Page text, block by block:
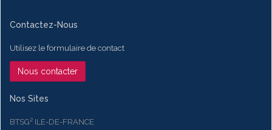
Contactez-Nous
Utilisez le formulaire de contact
Nous contacter
Nos Sites
BTSG² ILE-DE-FRANCE